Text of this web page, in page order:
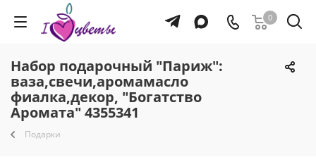
0
Набор подарочный "Париж":
ваза,свечи,аромамасло
фиалка,декор, "Богатство
Аромата" 4355341
Подарки